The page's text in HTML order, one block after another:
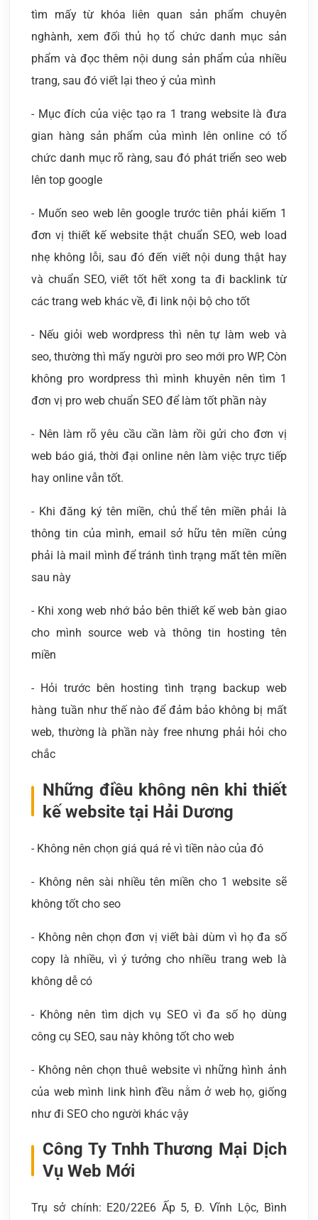
tìm mấy từ khóa liên quan sản phẩm chuyên
nghành, xem đối thủ họ tổ chức danh mục sản
phẩm và đọc thêm nội dung sản phẩm của nhiều
trang, sau đó viết lại theo ý của mình
- Mục đích của việc tạo ra 1 trang website là đưa
gian hàng sản phẩm của mình lên online có tổ
chức danh mục rõ ràng, sau đó phát triển seo web
lên top google
- Muốn seo web lên google trước tiên phải kiếm 1
đơn vị thiết kế website thật chuẩn SEO, web load
nhẹ không lỗi, sau đó đến viết nội dung thật hay
và chuẩn SEO, viết tốt hết xong ta đi backlink từ
các trang web khác về, đi link nội bộ cho tốt
- Nếu giỏi web wordpress thì nên tự làm web và
seo, thường thì mấy người pro seo mới pro WP, Còn
không pro wordpress thì mình khuyên nên tìm 1
đơn vị pro web chuẩn SEO để làm tốt phần này
- Nên làm rõ yêu cầu cần làm rồi gửi cho đơn vị
web báo giá, thời đại online nên làm việc trực tiếp
hay online vẫn tốt.
- Khi đăng ký tên miền, chủ thể tên miền phải là
thông tin của mình, email sở hữu tên miền củng
phải là mail mình để tránh tình trạng mất tên miền
sau này
- Khi xong web nhớ bảo bên thiết kế web bàn giao
cho mình source web và thông tin hosting tên
miền
- Hỏi trước bên hosting tình trạng backup web
hàng tuần như thế nào để đảm bảo không bị mất
web, thường là phần này free nhưng phải hỏi cho
chắc
Những điều không nên khi thiết
kế website tại Hải Dương
- Không nên chọn giá quá rẻ vì tiền nào của đó
- Không nên sài nhiều tên miền cho 1 website sẽ
không tốt cho seo
- Không nên chọn đơn vị viết bài dùm vì họ đa số
copy là nhiều, vì ý tưởng cho nhiều trang web là
không dễ có
- Không nên tìm dịch vụ SEO vì đa số họ dùng
công cụ SEO, sau này không tốt cho web
- Không nên chọn thuê website vì những hình ảnh
của web mình link hình đều nằm ở web họ, giống
như đi SEO cho người khác vậy
Công Ty Tnhh Thương Mại Dịch
Vụ Web Mới
Trụ sở chính: E20/22E6 Ấp 5, Đ. Vĩnh Lộc, Bình